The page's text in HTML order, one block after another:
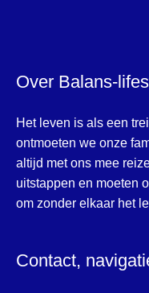
Over Balans-
Het leven is als een
ontmoeten we onze
altijd met ons mee
uitstappen en moeten
om zonder elkaar het
Contact,